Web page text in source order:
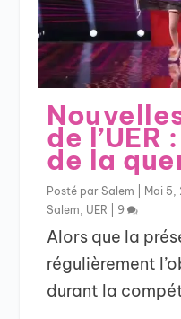
de l’UER
de la
Posté parSalem Mai 5,
Salem UER 9
Alors que la
régulièrement
durant la